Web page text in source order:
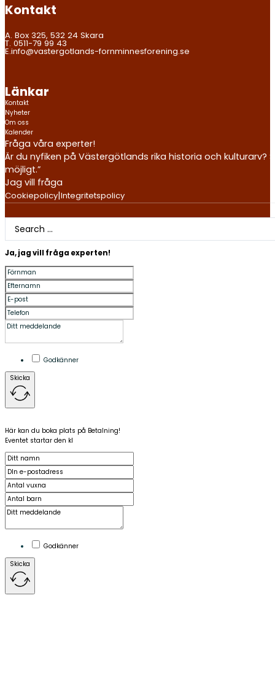
Kontakt
A. Box 325, 532 24 Skara
T. 0511-79 99 43
E.info@vastergotlands-fornminnesforening.se
Länkar
Kontakt
Nyheter
Om oss
Kalender
Fråga våra experter!
Är du nyfiken på Västergötlands rika historia och
möjligt.”
Jag vill fråga
Cookiepolicy|Integritetspolicy
Ja, jag vill fråga experten!
Godkänner
Skicka
Här kan du boka plats på Betalning!
Eventet startar den kl
Godkänner
Skicka